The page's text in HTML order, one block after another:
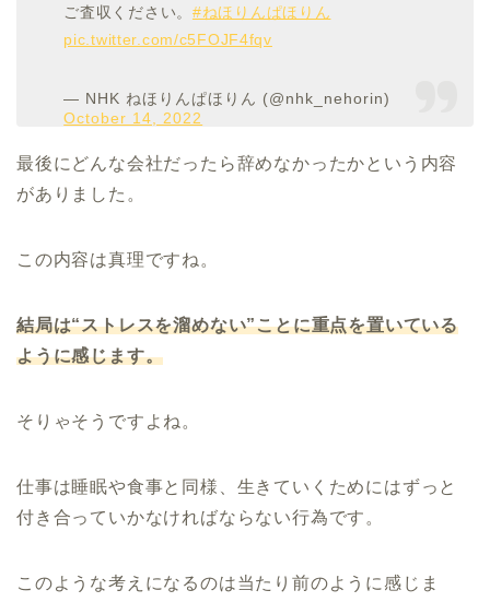
ご査収ください。 #ねほりんぱほりん
pic.twitter.com/c5FOJF4fqv
— NHK ねほりんぱほりん (@nhk_nehorin)
October 14, 2022
最後にどんな会社だったら辞めなかったかという内容
がありました。
この内容は真理ですね。
結局は“ストレスを溜めない”ことに重点を置いている
ように感じます。
そりゃそうですよね。
仕事は睡眠や食事と同様、生きていくためにはずっと
付き合っていかなければならない行為です。
このような考えになるのは当たり前のように感じま